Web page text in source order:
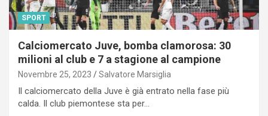
SPORT
Calciomercato Juve, bomba clamorosa: 30
milioni al club e 7 a stagione al campione
Novembre 25, 2023 Salvatore Marsiglia
Il calciomercato della Juve è già entrato nella fase più
calda. Il club piemontese sta per…